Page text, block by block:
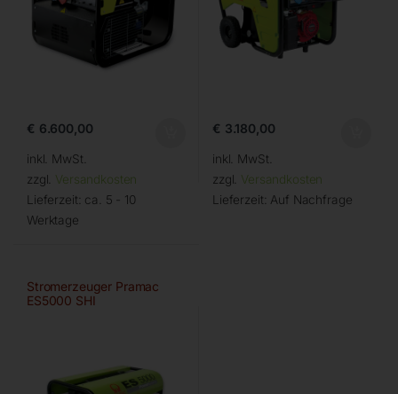
€ 6.600,00
inkl. MwSt.
zzgl. Versandkosten
Lieferzeit: ca. 5 - 10
Werktage
€ 3.180,00
inkl. MwSt.
zzgl. Versandkosten
Lieferzeit: Auf Nachfrage
Stromerzeuger Pramac
ES5000 SHI